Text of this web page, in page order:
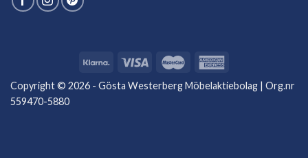
Copyright © 2026 - Gösta Westerberg Möbelaktiebolag | Org.nr
559470-5880